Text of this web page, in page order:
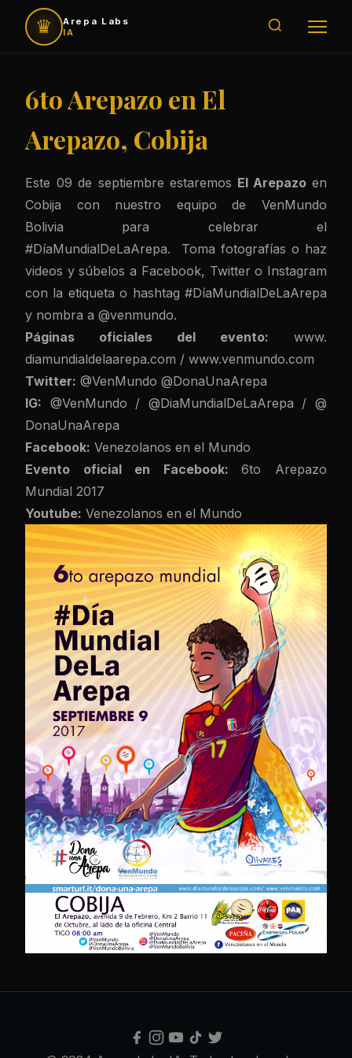
♛
Arepa Labs
IA
6to Arepazo en El
Arepazo, Cobija
Este 09 de septiembre estaremos El Arepazoen
Cobija con nuestro equipo de VenMundo
Bolivia para celebrar el
#DíaMundialDeLaArepa. Toma fotografías o haz
videos y súbelos a Facebook, Twitter o Instagram
con la etiqueta o hashtag #DíaMundialDeLaArepa
y nombra a @venmundo.
Páginas oficiales del evento:
www.
diamundialdelaarepa.com / www.venmundo.com
Twitter: @VenMundo @DonaUnaArepa
IG: @VenMundo / @DiaMundialDeLaArepa /@
DonaUnaArepa
Facebook: Venezolanos en el Mundo
Evento oficial en Facebook:6to Arepazo
Mundial 2017
Youtube: Venezolanos en el Mundo